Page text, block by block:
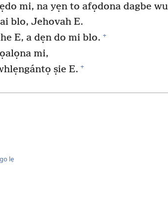
mi, na yẹn to afọdona dagbe
blo, Jehovah E.
E, a dẹn do mi blo. +
mi,
ṣie E. +
lẹ